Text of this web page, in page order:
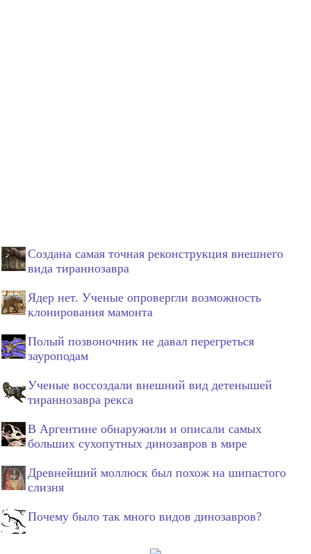
Создана самая точная реконструкция внешнего
вида тираннозавра
Ядер нет. Ученые опровергли возможность
клонирования мамонта
Полый позвоночник не давал перегреться
зауроподам
Ученые воссоздали внешний вид детенышей
тираннозавра рекса
В Аргентине обнаружили и описали самых
больших сухопутных динозавров в мире
Древнейший моллюск был похож на шипастого
слизня
Почему было так много видов динозавров?